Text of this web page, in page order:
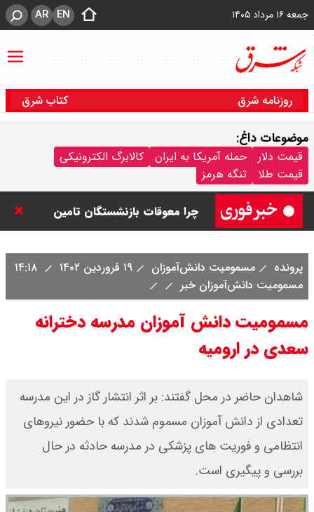
جمعه ۱۶ مرداد ۱۴۰۵ EN
AR
روزنامه شرق کتاب شرق
موضوعات داغ:
قیمت دلار حمله آمریکا به ایران
کالابرگ الکترونیکی
قیمت طلا
تنگه هرمز / نفت صعودی شد + جدول
چرا معوقات بازنشستگان تامین
جزئیات عرضه اولیه احیا در فرابورس
کوین چند؟ + جدول
قیمت طلای جهان امروز جمعه
جدول
پرونده
مسمومیت دانش‌آموزان
مسمومیت دانش‌آموزان خبر
۱۹ فروردین ۱۴۰۲
مسمومیت دانش آموزان مدرسه دخترانه
سعدی در ارومیه
شاهدان حاضر در محل گفتند: بر اثر انتشار گاز در این مدرسه
تعدادی از دانش آموزان مسموم شدند که با حضور نیروهای
انتظامی و فوریت های پزشکی در مدرسه حادثه در حال
بررسی و پیگیری است.